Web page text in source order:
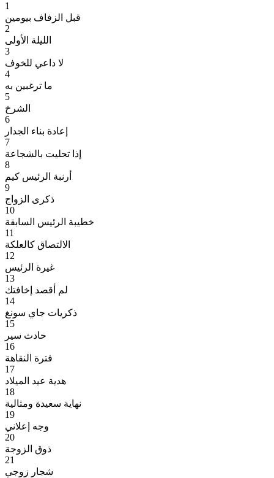
1
قبل الزفاف بيومين
2
الليلة الأولى
3
لا داعي للخوف
4
ما ترغبين به
5
الشرخ
6
إعادة بناء الجدار
7
إذا تحليت بالشجاعة
8
أرنبة الرئيس كيم
9
ذكرى الزواج
10
خطيبة الرئيس السابقة
11
الالتصاق كالعلكة
12
غيرة الرئيس
13
لم أقصد إخافتك
14
ذكريات جاي سونغ
15
حادث سير
16
فترة النقاهة
17
هدية عيد الميلاد
18
نهاية سعيدة ومثالية
19
وجه إعلاني
20
ذوق الزوجة
21
شجار زوجي